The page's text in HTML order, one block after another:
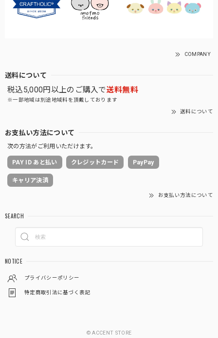
COMPANY
送料について
税込5,000円以上のご購入で送料無料
※一部地域は別途地域料を頂戴しております
送料について
お支払い方法について
次の方法がご利用いただけます。
PAY ID あと払い クレジットカード PayPay
キャリア決済
お支払い方法について
SEARCH
NOTICE
プライバシーポリシー
特定商取引法に基づく表記
© ACCENT STORE